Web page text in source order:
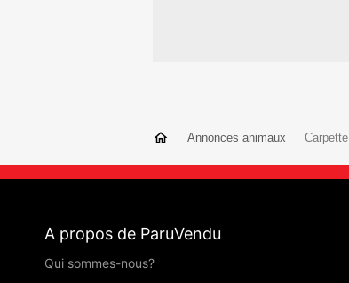
Annonces animaux Carpette
A propos de ParuVendu
Qui sommes-nous?